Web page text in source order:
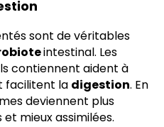
sont de véritables
intestinal. Les
contiennent aident à
facilitent la digestion. En
deviennent plus
mieux assimilées.